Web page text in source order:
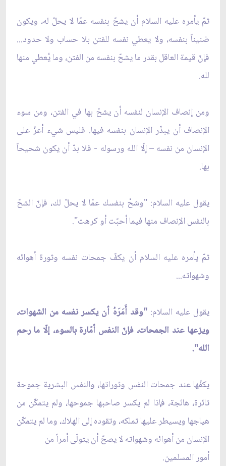
ثمّ يأمره عليه السلام أن يشحّ بنفسه عمّا لا يحلّ له، ويكون
ضنيناً بنفسه، ولا يعطي نفسه للفتن بلا حساب ولا حدود...
فإنّ قيمة العاقل بقدر ما يشحّ بنفسه من الفتن، وما يُعطي منها
لله.
ومن إنصاف الإنسان لنفسه أن يشحّ بها في الفتن، ومن سوء
الإنصاف أن يبذّر الإنسان بنفسه فيها. فليس شيء أعزّ على
الإنسان من نفسه – إلّا الله ورسوله - فلا بدّ أن يكون شحيحاً
بها.
يقول عليه السلام: "وشحْ بنفسك عمّا لا يحلّ لك، فإنّ الشحّ
بالنفس الإنصاف منها فيما أحبّت أو كرهت".
ثمّ يأمره عليه السلام أن يكفّ جمحات نفسه وثورة أهوائه
وشهواته...
يقول عليه السلام:"وقد أَمَرَهُ أن يكسر نفسه من الشهوات،
ويزعها عند الجمحات، فإنّ النفس أمّارة بالسوء، إلّا ما رحم
الله".
يكفّها عند جمحات النفس وثوراتها، والنفس البشرية جموحة
ثائرة، هائجة، فإذا لم يكسر صاحبها جموحها، ولم يتمكّن من
هياجها ويسيطر عليها تملكه، وتقوده إلى الهلاك، وما لم يتمكّن
الإنسان من أهوائه وشهواته لا يصحّ أن يتولّى أمراً من
أمور المسلمين.